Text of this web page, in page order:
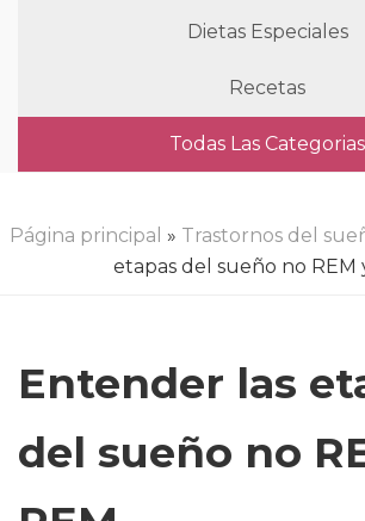
Dietas Especiales
Recetas
Todas Las Categorias
Página principal » Trastornos del
etapas del sueño no REM
Entender las
del sueño no